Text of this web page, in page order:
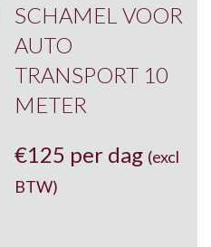
SCHAMEL VOOR
AUTO
TRANSPORT 10
METER
€125 per dag (excl
BTW)